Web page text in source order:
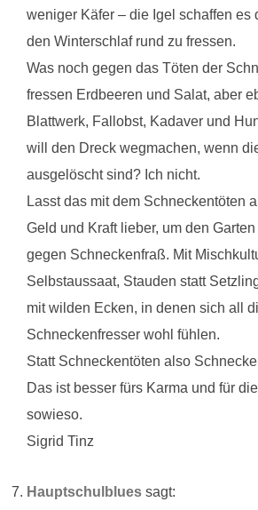
weniger Käfer – die Igel schaffen es
den Winterschlaf rund zu fressen.
Was noch gegen das Töten der
fressen Erdbeeren und Salat, aber
Blattwerk, Fallobst, Kadaver und
will den Dreck wegmachen, wenn
ausgelöscht sind? Ich nicht.
Lasst das mit dem Schneckentöten
Geld und Kraft lieber, um den
gegen Schneckenfraß. Mit
Selbstaussaat, Stauden statt
mit wilden Ecken, in denen sich all
Schneckenfresser wohl fühlen.
Statt Schneckentöten also
Das ist besser fürs Karma und für
sowieso.
Sigrid Tinz
Hauptschulblues sagt: